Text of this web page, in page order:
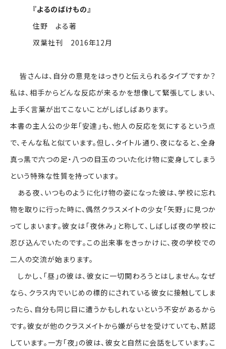
『よるのばけもの』
住野 よる著
双葉社刊 2016年12月
皆さんは、自分の意見をはっきりと伝えられるタイプですか？
私は、相手からどんな反応が来るかを想像して緊張してしまい、
上手く言葉が出てこないことがしばしばあります。
本書の主人公の少年「安達」も、他人の反応を気にするという点
で、そんな私と似ています。但し、タイトル通り、夜になると、全身
真っ黒で六つの足・八つの目玉のついた化け物に変身してしまう
という特殊な性質を持っています。
ある夜、いつものように化け物の姿になった彼は、学校に忘れ
物を取りに行った時に、偶然クラスメイトの少女「矢野」に見つか
ってしまいます。彼女は「夜休み」と称して、しばしば夜の学校に
忍び込んでいたのです。この出来事をきっかけに、夜の学校での
二人の交流が始まります。
しかし、「昼」の彼は、彼女に一切関わろうとはしません。なぜ
なら、クラス内でいじめの標的にされている彼女に接触してしま
ったら、自分も同じ目に遭うかもしれないという不安があるから
です。彼女が他のクラスメイトから嫌がらせを受けていても、黙認
しています。一方「夜」の彼は、彼女と自然に会話をしています。こ